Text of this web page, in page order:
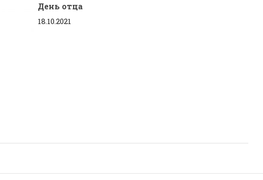
День отца
18.10.2021